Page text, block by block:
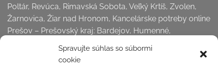
Spravujte súhlas so súbormi
cookie
Poltár, Revúca, Rimavská Sobota, Veľký Krtíš, Zvolen,
Žarnovica, Žiar nad Hronom, Kancelárske potreby online
Prešov – Prešovský kraj: Bardejov, Humenné,
Medzilaborce, Poprad, Prešov, Sabinov, Snina, Stará